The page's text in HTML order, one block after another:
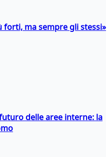
forti, ma sempre gli stessi»
delle aree interne: la